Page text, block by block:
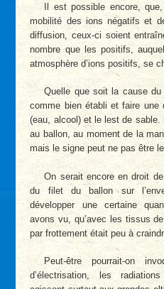
Il est possible encore,
mobilité des ions négatifs et
diffusion, ceux-ci soient
nombre que les positifs,
atmosphère d’ions positifs, se
Quelle que soit la cause
comme bien établi et faire une
(eau, alcool) et le lest de sable.
au ballon, au moment de la
mais le signe peut ne pas être
On serait encore en droit
du filet du ballon sur
développer une certaine
avons vu, qu’avec les tissus
par frottement était peu à
Peut-être pourrait-on
d’électrisation, les